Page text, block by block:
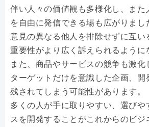
伴い人々の価値観も多様化し、また
を自由に発信できる場も広がりまし
意見の異なる他人を排除せずに互い
重要性がより広く訴えられるように
また、商品やサービスの競争も激
ターゲットだけを意識した企画、開
残されてしまう可能性があります。
多くの人が手に取りやすい、選びや
スを開発することがこれからのビジ